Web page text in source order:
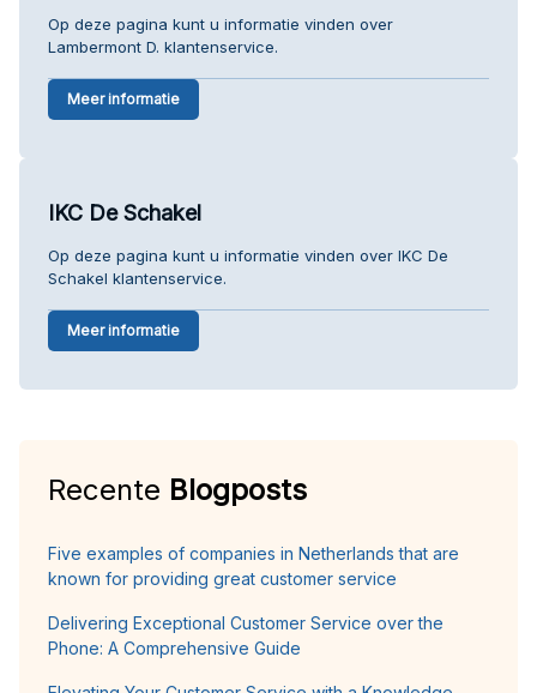
Op deze pagina kunt u informatie vinden over
Lambermont D. klantenservice.
Meer informatie
IKC De Schakel
Op deze pagina kunt u informatie vinden over IKC De
Schakel klantenservice.
Meer informatie
Recente Blogposts
Five examples of companies in Netherlands that are
known for providing great customer service
Delivering Exceptional Customer Service over the
Phone: A Comprehensive Guide